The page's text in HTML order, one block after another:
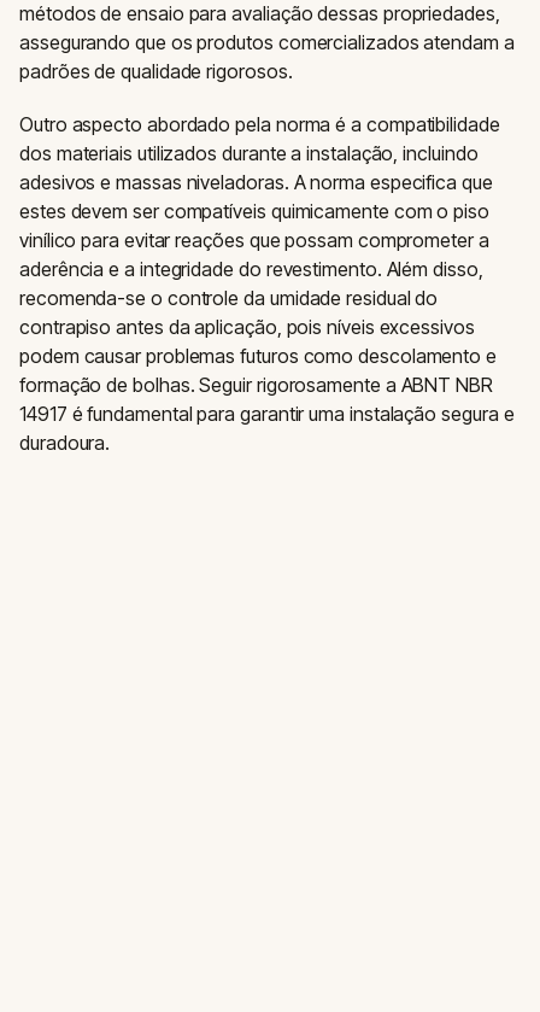
métodos de ensaio para avaliação dessas propriedades,
assegurando que os produtos comercializados atendam a
padrões de qualidade rigorosos.
Outro aspecto abordado pela norma é a compatibilidade
dos materiais utilizados durante a instalação, incluindo
adesivos e massas niveladoras. A norma especifica que
estes devem ser compatíveis quimicamente com o piso
vinílico para evitar reações que possam comprometer a
aderência e a integridade do revestimento. Além disso,
recomenda-se o controle da umidade residual do
contrapiso antes da aplicação, pois níveis excessivos
podem causar problemas futuros como descolamento e
formação de bolhas. Seguir rigorosamente a ABNT NBR
14917 é fundamental para garantir uma instalação segura e
duradoura.